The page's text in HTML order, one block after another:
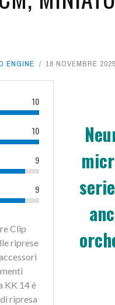
PROGRAMMA LIVE
ENGINE 18 NOVEMBRE 2025
10
10
9
9
Clip
riprese
KK 14 è
ripresa